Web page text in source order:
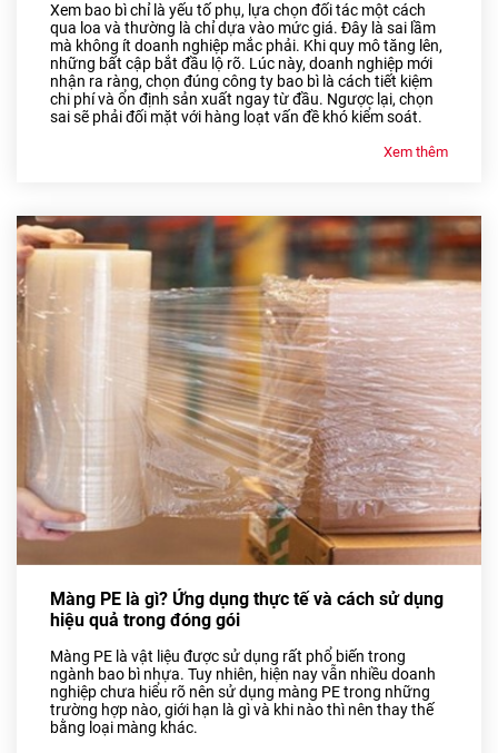
Xem bao bì chỉ là yếu tố phụ, lựa chọn đối tác một cách
qua loa và thường là chỉ dựa vào mức giá. Đây là sai lầm
mà không ít doanh nghiệp mắc phải. Khi quy mô tăng lên,
những bất cập bắt đầu lộ rõ. Lúc này, doanh nghiệp mới
nhận ra ràng, chọn đúng công ty bao bì là cách tiết kiệm
chi phí và ổn định sản xuất ngay từ đầu. Ngược lại, chọn
sai sẽ phải đối mặt với hàng loạt vấn đề khó kiểm soát.
Xem thêm
Màng PE là gì? Ứng dụng thực tế và cách sử dụng
hiệu quả trong đóng gói
Màng PE là vật liệu được sử dụng rất phổ biến trong
ngành bao bì nhựa. Tuy nhiên, hiện nay vẫn nhiều doanh
nghiệp chưa hiểu rõ nên sử dụng màng PE trong những
trường hợp nào, giới hạn là gì và khi nào thì nên thay thế
bằng loại màng khác.